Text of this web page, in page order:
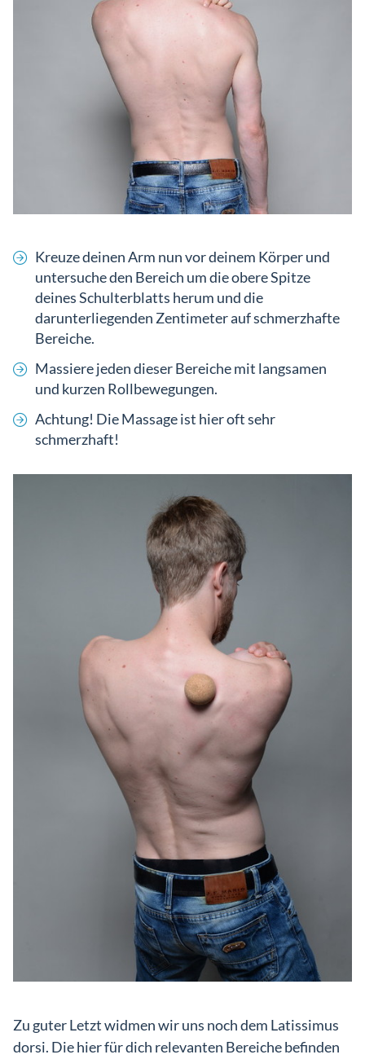
Kreuze deinen Arm nun vor deinem Körper und
untersuche den Bereich um die obere Spitze
deines Schulterblatts herum und die
darunterliegenden Zentimeter auf schmerzhafte
Bereiche.
Massiere jeden dieser Bereiche mit langsamen
und kurzen Rollbewegungen.
Achtung! Die Massage ist hier oft sehr
schmerzhaft!
Zu guter Letzt widmen wir uns noch dem Latissimus
dorsi. Die hier für dich relevanten Bereiche befinden